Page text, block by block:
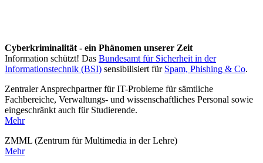
Cyberkriminalität - ein Phänomen unserer Zeit
Information schützt! Das Bundesamt für Sicherheit in der
Informationstechnik (BSI) sensibilisiert für Spam, Phishing & Co.
Zentraler Ansprechpartner für IT-Probleme für sämtliche
Fachbereiche, Verwaltungs- und wissenschaftliches Personal sowie
eingeschränkt auch für Studierende.
Mehr
ZMML (Zentrum für Multimedia in der Lehre)
Mehr